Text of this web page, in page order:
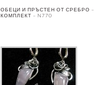
ОБЕЦИ И ПРЪСТЕН ОТ СРЕБРО –
КОМПЛЕКТ – N770